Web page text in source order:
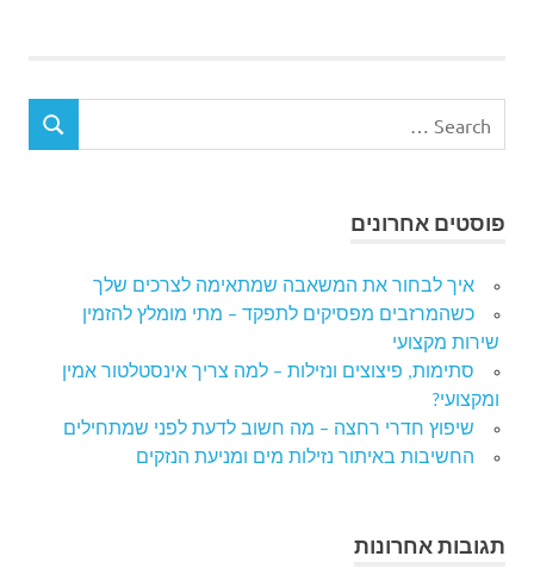
פוסטים אחרונים
איך לבחור את המשאבה שמתאימה לצרכים שלך
כשהמרזבים מפסיקים לתפקד – מתי מומלץ להזמין
שירות מקצועי
סתימות, פיצוצים ונזילות – למה צריך אינסטלטור אמין
ומקצועי?
שיפוץ חדרי רחצה – מה חשוב לדעת לפני שמתחילים
החשיבות באיתור נזילות מים ומניעת הנזקים
תגובות אחרונות